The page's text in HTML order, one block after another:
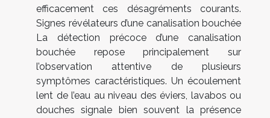
efficacement ces désagréments courants.
Signes révélateurs d’une canalisation bouchée
La détection précoce d’une canalisation
bouchée repose principalement sur
l’observation attentive de plusieurs
symptômes caractéristiques. Un écoulement
lent de l’eau au niveau des éviers, lavabos ou
douches signale bien souvent la présence